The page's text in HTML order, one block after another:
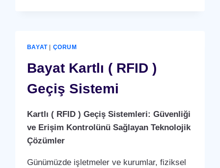
HIZMETI
BAYAT| ÇORUM
Bayat Kartlı ( RFID )
Geçiş Sistemi
Kartlı ( RFID ) Geçiş Sistemleri: Güvenliği
ve Erişim Kontrolünü Sağlayan Teknolojik
Çözümler
Günümüzde işletmeler ve kurumlar, fiziksel